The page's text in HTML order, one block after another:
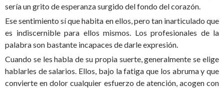
sería un grito de esperanza surgido del fondo del corazón.
Ese sentimiento sí que habita en ellos, pero tan inarticulado que
es indiscernible para ellos mismos. Los profesionales de la
palabra son bastante incapaces de darle expresión.
Cuando se les habla de su propia suerte, generalmente se elige
hablarles de salarios. Ellos, bajo la fatiga que los abruma y que
convierte en dolor cualquier esfuerzo de atención, acogen con